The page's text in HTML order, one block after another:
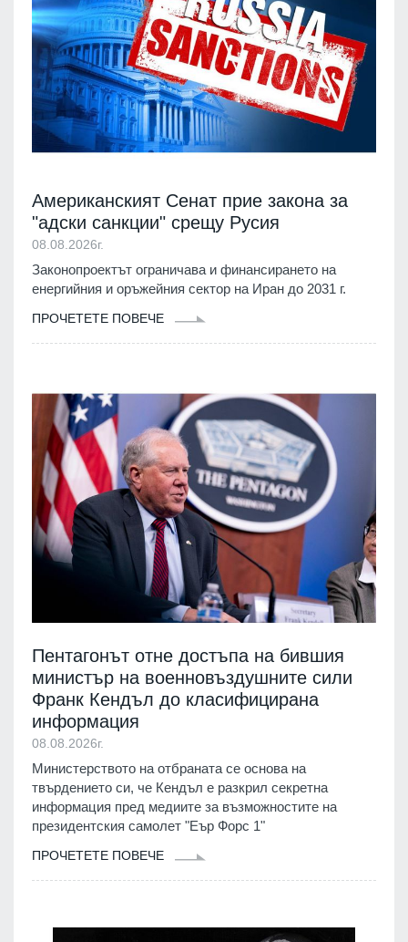
Американският Сенат прие закона за
"адски санкции" срещу Русия
08.08.2026г.
Законопроектът ограничава и финансирането на
енергийния и оръжейния сектор на Иран до 2031 г.
ПРОЧЕТЕТЕ ПОВЕЧЕ
Пентагонът отне достъпа на бившия
министър на военновъздушните сили
Франк Кендъл до класифицирана
информация
08.08.2026г.
Министерството на отбраната се основа на
твърдението си, че Кендъл е разкрил секретна
информация пред медиите за възможностите на
президентския самолет "Еър Форс 1"
ПРОЧЕТЕТЕ ПОВЕЧЕ